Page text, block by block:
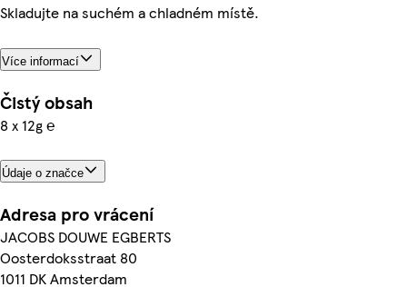
Skladujte na suchém a chladném místě.
Více informací
Čistý obsah
8 x 12g ℮
Údaje o značce
Adresa pro vrácení
JACOBS DOUWE EGBERTS
Oosterdoksstraat 80
1011 DK Amsterdam